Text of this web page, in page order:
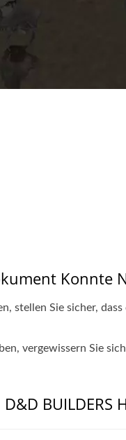
Konnte
stellen Sie sicher,
vergewissern Sie
BUILDERS